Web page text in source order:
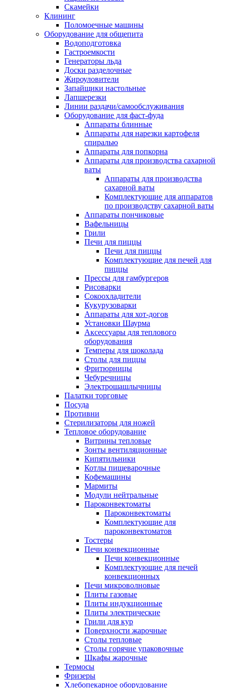
Скамейки
Клининг
Поломоечные машины
Оборудование для общепита
Водоподготовка
Гастроемкости
Генераторы льда
Доски разделочные
Жироуловители
Запайщики настольные
Лапшерезки
Линии раздачи/самообслуживания
Оборудование для фаст-фуда
Аппараты блинные
Аппараты для нарезки картофеля
спиралью
Аппараты для попкорна
Аппараты для производства сахарной
ваты
Аппараты для производства
сахарной ваты
Комплектующие для аппаратов
по производству сахарной ваты
Аппараты пончиковые
Вафельницы
Грили
Печи для пиццы
Печи для пиццы
Комплектующие для печей для
пиццы
Прессы для гамбургеров
Рисоварки
Сокоохладители
Кукурузоварки
Аппараты для хот-догов
Установки Шаурма
Аксессуары для теплового
оборудования
Темперы для шоколада
Столы для пиццы
Фритюрницы
Чебуречницы
Электрошашлычницы
Палатки торговые
Посуда
Противни
Стерилизаторы для ножей
Тепловое оборудование
Витрины тепловые
Зонты вентиляционные
Кипятильники
Котлы пищеварочные
Кофемашины
Мармиты
Модули нейтральные
Пароконвектоматы
Пароконвектоматы
Комплектующие для
пароконвектоматов
Тостеры
Печи конвекционные
Печи конвекционные
Комплектующие для печей
конвекционных
Печи микроволновые
Плиты газовые
Плиты индукционные
Плиты электрические
Грили для кур
Поверхности жарочные
Столы тепловые
Столы горячие упаковочные
Шкафы жарочные
Термосы
Фризеры
Хлебопекарное оборудование